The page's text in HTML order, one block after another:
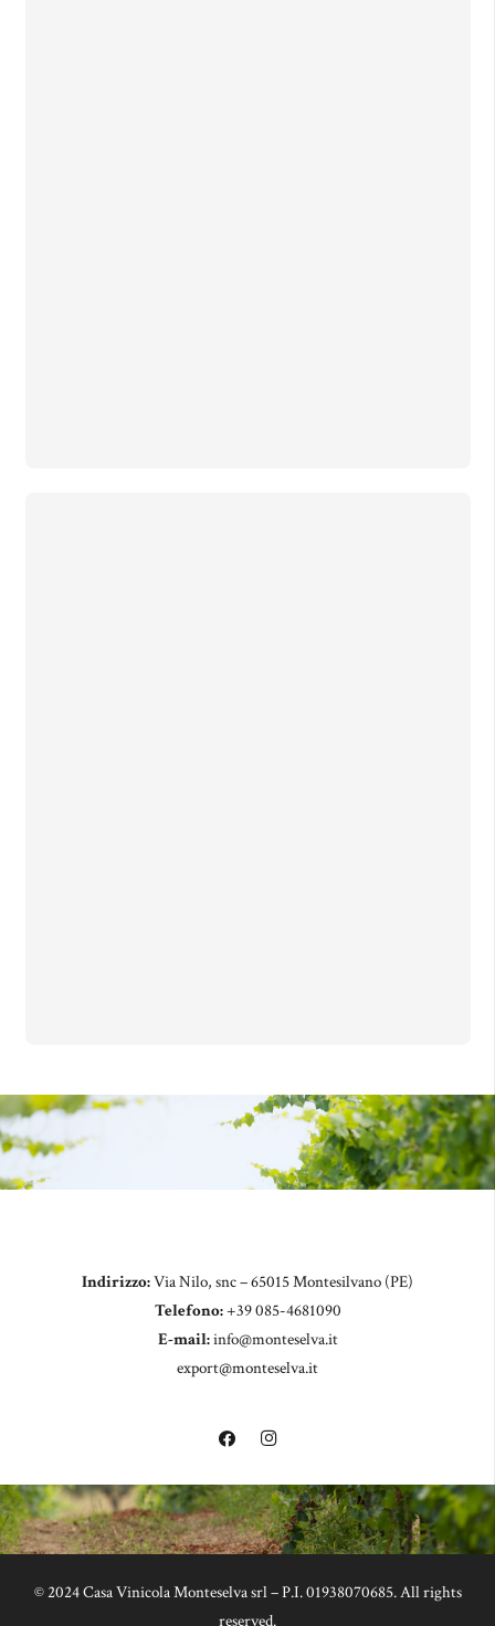
Indirizzo:Via Nilo, snc – 65015 Montesilvano (PE)
Telefono:+39 085-4681090
E-mail:info@monteselva.it
export@monteselva.it
© 2024 Casa Vinicola Monteselva srl – P.I. 01938070685. All rights
reserved.